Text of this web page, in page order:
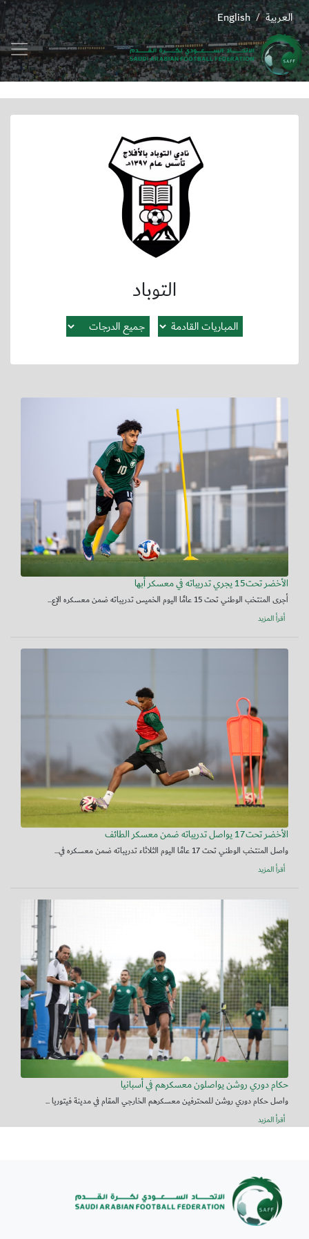
English / العربية
التوباد
الأخضر تحت15 يجري تدريباته في معسكر أبها
أجرى المنتخب الوطني تحت 15 عامًا اليوم الخميس تدريباته ضمن معسكره الإع...
أقرأ المزيد
الأخضر تحت17 يواصل تدريباته ضمن معسكر الطائف
واصل المنتخب الوطني تحت 17 عامًا اليوم الثلاثاء تدريباته ضمن معسكره في...
أقرأ المزيد
حكام دوري روشن يواصلون معسكرهم في أسبانيا
واصل حكام دوري روشن للمحترفين معسكرهم الخارجي المقام في مدينة فيتوريا ...
أقرأ المزيد